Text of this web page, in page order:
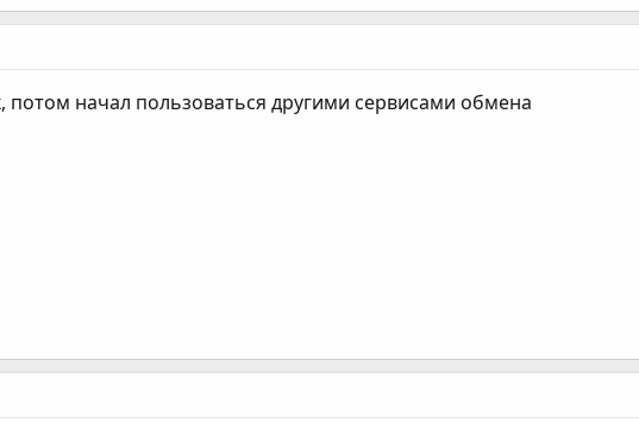
потом начал пользоваться другими сервисами обмена